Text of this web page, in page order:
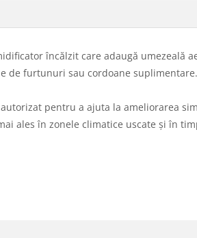
încălzit care adaugă
de furtunuri sau cordoane suplimentare.
pentru a ajuta la ameliorarea
ales în zonele climatice uscate și în